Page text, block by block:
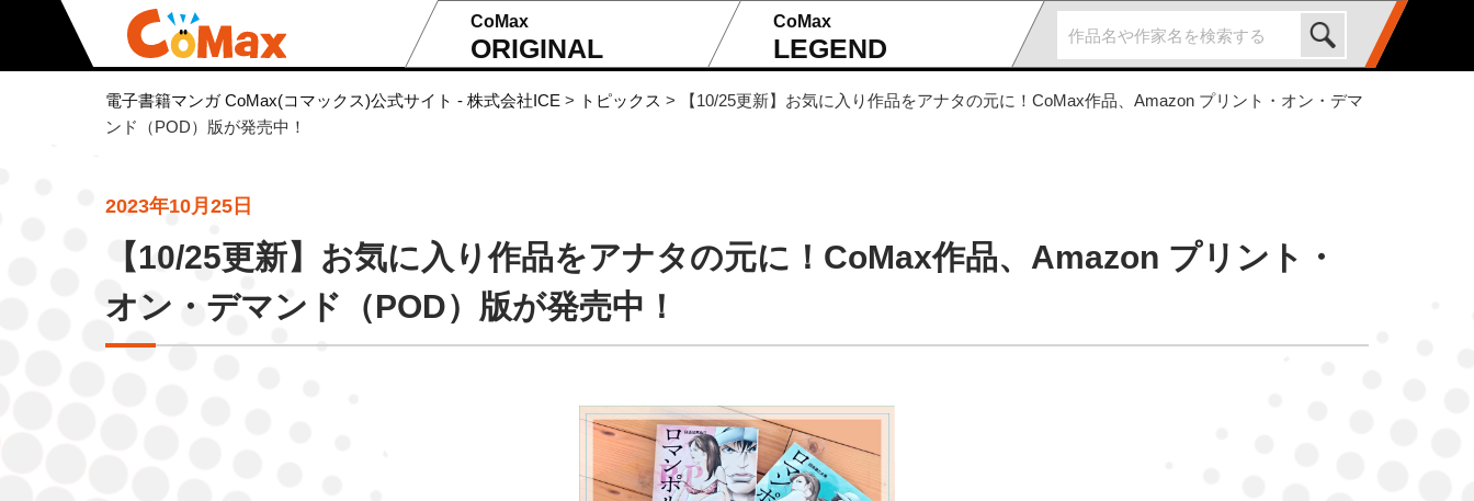
CoMax
ORIGINAL
CoMax
LEGEND
電子書籍マンガ CoMax(コマックス)公式サイト - 株式会社ICE > トピックス >
【10/25更新】お気に入り作品をアナタの元に！CoMax作品、Amazon プリント・オン・デマ
ンド（POD）版が発売中！
2023年10月25日
【10/25更新】お気に入り作品をアナタの元に！CoMax作品、Amazon プリント・
オン・デマンド（POD）版が発売中！